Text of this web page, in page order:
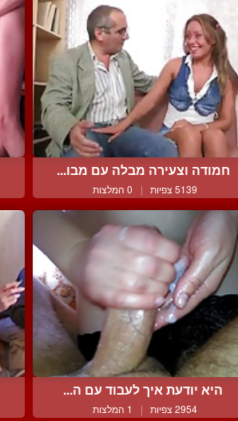
חמודה וצעירה מבלה עם מבו...
5139 צפיות | 0 המלצות
היא יודעת איך לעבוד עם ה...
2954 צפיות | 1 המלצות